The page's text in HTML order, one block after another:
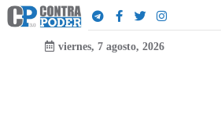
viernes, 7 agosto, 2026